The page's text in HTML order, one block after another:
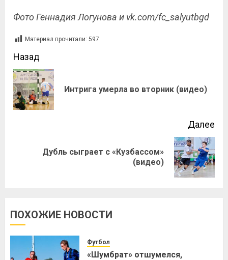
Фото Геннадия Логунова и vk.com/fc_salyutbgd
Материал прочитали: 597
Назад
Интрига умерла во вторник (видео)
Далее
Дубль сыграет с «Кузбассом»
(видео)
ПОХОЖИЕ НОВОСТИ
Футбол
«Шумбрат» отшумелся,